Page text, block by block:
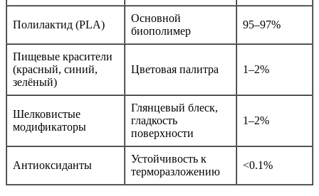
Полилактид (PLA)
Основной
биополимер
95–97%
Пищевые красители
(красный, синий,
зелёный)
Цветовая палитра 1–2%
Шелковистые
модификаторы
Глянцевый блеск,
гладкость
поверхности
1–2%
Антиоксиданты
Устойчивость к
терморазложению
<0.1%